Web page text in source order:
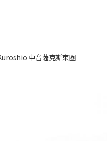
中音薩克斯束圈